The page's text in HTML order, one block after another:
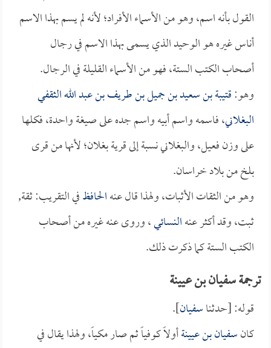
القول بأنه اسم، وهو من الأسماء الأفراد؛ لأنه لم يسم بهذا الاسم
أناس غيره هو الوحيد الذي يسمى بهذا الاسم في رجال
أصحاب الكتب الستة، فهو من الأسماء القليلة في الرجال.
وهو:قتيبة بن سعيد بن جميل بن طريف بن عبد الله الثقفي
البغلاني، فاسمه واسم أبيه واسم جده على صيغة واحدة، فكلها
على وزن فعيل، والبغلاني نسبة إلى قرية بغلان؛ لأنها من قرى
بلخ من بلاد خراسان.
وهو من الثقات الأثبات، ولهذا قال عنهالحافظفي التقريب: ثقة,
ثبت، وقد أكثر عنهالنسائي، وروى عنه غيره من أصحاب
الكتب الستة كما ذكرت ذلك.
ترجمة سفيان بن عيينة
قوله: [حدثناسفيان].
كانسفيان بن عيينةأولاً كوفياً ثم صار مكياً، ولهذا يقال في